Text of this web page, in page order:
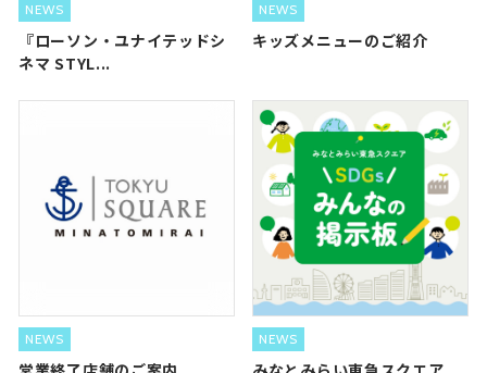
NEWS
『ローソン・ユナイテッドシ
ネマ STYL...
NEWS
キッズメニューのご紹介
NEWS NEWS